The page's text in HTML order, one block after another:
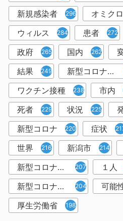
新規感染者 296 オミク
ウィルス 284 患者 272
政府 265 国内 262
結果 249 新型コロナウイルスワクチン
ワクチン接種 238 市内
死者 229 状況 225
新型コロナ 220 症状
世界 216 新潟市 214
新型コロナウイルス感染者 207 １人
新型コロナウイルス対策 204 可能
厚生労働省 198